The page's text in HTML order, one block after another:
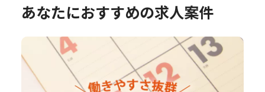
あなたにおすすめの求人案件